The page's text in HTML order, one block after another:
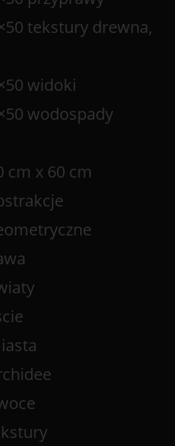
tekstury drewna,
widoki
wodospady
cm x 60 cm